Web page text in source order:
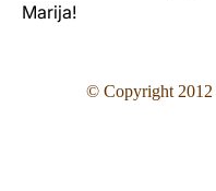
Marija!
© Copyright 2012